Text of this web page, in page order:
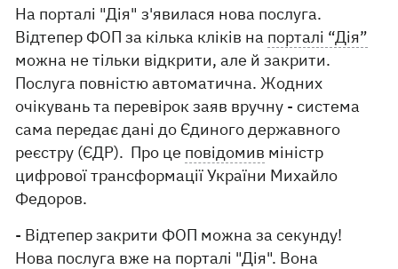
На порталі "Дія" з'явилася нова послуга.
Відтепер ФОП за кілька кліків на порталі “Дія”
можна не тільки відкрити, але й закрити.
Послуга повністю автоматична. Жодних
очікувань та перевірок заяв вручну - система
сама передає дані до Єдиного державного
реєстру (ЄДР). Про це повідомив міністр
цифрової трансформації України Михайло
Федоров.
- Відтепер закрити ФОП можна за секунду!
Нова послуга вже на порталі "Дія". Вона